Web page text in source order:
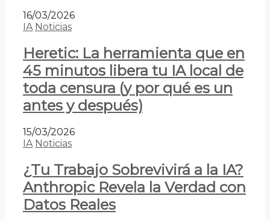
16/03/2026
IA Noticias
Heretic: La herramienta que en
45 minutos libera tu IA local de
toda censura (y por qué es un
antes y después)
15/03/2026
IA Noticias
¿Tu Trabajo Sobrevivirá a la IA?
Anthropic Revela la Verdad con
Datos Reales